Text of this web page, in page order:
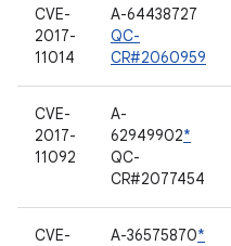
CVE-
2017-
11014
A-64438727
QC-
CR#2060959
CVE-
2017-
11092
A-
62949902*
QC-
CR#2077454
CVE-
A-36575870*